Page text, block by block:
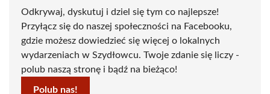
Odkrywaj, dyskutuj i dziel się tym co najlepsze!
Przyłącz się do naszej społeczności na Facebooku,
gdzie możesz dowiedzieć się więcej o lokalnych
wydarzeniach w Szydłowcu. Twoje zdanie się liczy -
polub naszą stronę i bądź na bieżąco!
Polub nas!